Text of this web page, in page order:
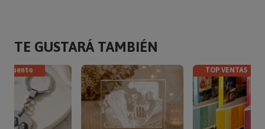
TE GUSTARÁ TAMBIÉN
TOP VENTAS